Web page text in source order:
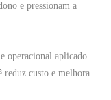
e pressionam a
operacional aplicado
reduz custo e melhora